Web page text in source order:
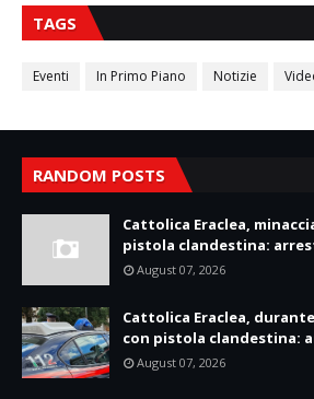
TAGS
Eventi In Primo Piano Notizie
RANDOM POSTS
Cattolica Eraclea,
pistola clandestina:
August 07, 2026
Cattolica Eraclea,
con pistola clandestina:
August 07, 2026